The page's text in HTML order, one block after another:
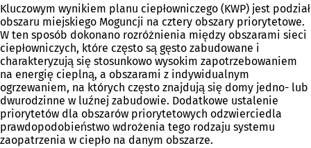
w
nowej
karcie)
Kluczowym wynikiem planu ciepłowniczego (KWP) jest podział
obszaru miejskiego Moguncji na cztery obszary priorytetowe.
W ten sposób dokonano rozróżnienia między obszarami sieci
ciepłowniczych, które często są gęsto zabudowane i
charakteryzują się stosunkowo wysokim zapotrzebowaniem
na energię cieplną, a obszarami z indywidualnym
ogrzewaniem, na których często znajdują się domy jedno- lub
dwurodzinne w luźnej zabudowie. Dodatkowe ustalenie
priorytetów dla obszarów priorytetowych odzwierciedla
prawdopodobieństwo wdrożenia tego rodzaju systemu
zaopatrzenia w ciepło na danym obszarze.